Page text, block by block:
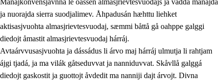
1.2 Identitiehtta ja kultuvralasj moattevuohta
1.3 Lájttális ájádallam ja estetihkalasj diedulasjvuohta
1.4 Dahkamávvo, berustibme ja diehtemvájnogisvuohta
1.5 Vieledus luonnduj ja birásdiedulasjvuohta
Mánájkonvensjåvnnå le oassen almasjrievtesvuodajs ja vaddá mánájda
ja nuorajda sierra suodjalimev. Åhpadusán hæhttu liehket
aktisasjvuohta almasjrievtesvuodaj, sæmmi båttå gå oahppe galggi
diedojt åmastit almasjrievtesvuodaj hárráj.
Avtaárvvusasjvuohta ja dássádus li árvo maj hárráj ulmutja li rahtjam
ájgi tjadá, ja ma vilák gåtseduvvat ja nanniduvvat. Skåvllå galggá
diedojt gaskostit ja guottojt åvdedit ma nanniji dajt árvojt. Divna